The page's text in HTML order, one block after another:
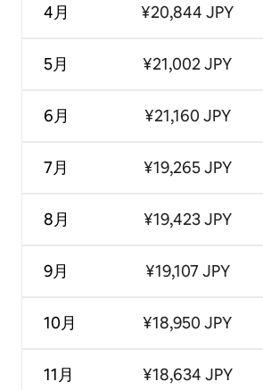
4月
5月
6月
7月
8月
9月
10月
11月
¥20,844 JPY
¥21,002 JPY
¥21,160 JPY
¥19,265 JPY
¥19,423 JPY
¥19,107 JPY
¥18,950 JPY
¥18,634 JPY